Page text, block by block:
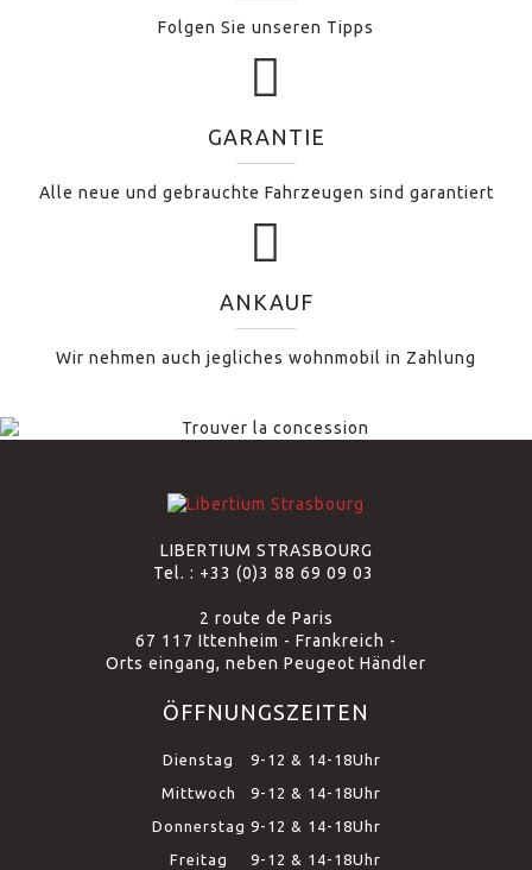
Folgen Sie unseren Tipps
GARANTIE
Alle neue und gebrauchte Fahrzeugen sind garantiert
ANKAUF
Wir nehmen auch jegliches wohnmobil in Zahlung
LIBERTIUM STRASBOURG
Tel. : +33 (0)3 88 69 09 03
2 route de Paris
67 117 Ittenheim - Frankreich -
Orts eingang, neben Peugeot Händler
ÖFFNUNGSZEITEN
Dienstag
9-12 & 14-18Uhr
Mittwoch
9-12 & 14-18Uhr
Donnerstag 9-12 & 14-18Uhr
Freitag
9-12 & 14-18Uhr